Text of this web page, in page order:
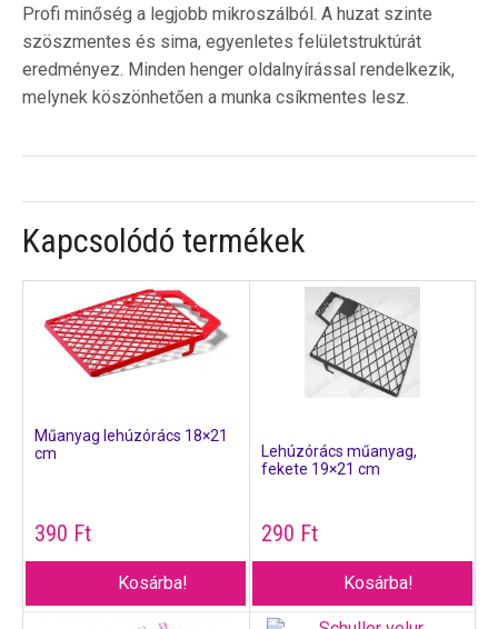
Profi minőség a legjobb mikroszálból. A huzat szinte
szöszmentes és sima, egyenletes felületstruktúrát
eredményez. Minden henger oldalnyírással rendelkezik,
melynek köszönhetően a munka csíkmentes lesz.
Kapcsolódó termékek
Műanyag lehúzórács 18×21
cm
390 Ft
Kosárba!
Lehúzórács műanyag,
fekete 19×21 cm
290 Ft
Kosárba!